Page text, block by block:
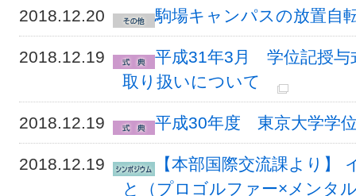
2018.12.20 駒場キャンパスの放置自
2018.12.19
平成31年3月 学位記授与
取り扱いについて
2018.12.19 平成30年度 東京大学学
2018.12.19
【本部国際交流課より】
と（プロゴルファー×メンタ